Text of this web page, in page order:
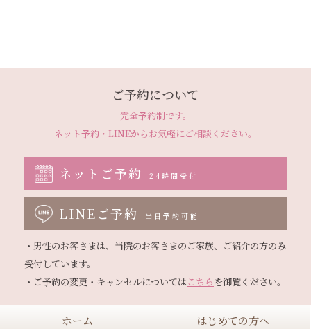
ご予約について
完全予約制です。
ネット予約・LINEからお気軽にご相談ください。
ネットご予約 24時間受付
LINEご予約 当日予約可能
・男性のお客さまは、当院のお客さまのご家族、ご紹介の方のみ
受付しています。
・ご予約の変更・キャンセルについてはこちら
ホーム はじめての方へ